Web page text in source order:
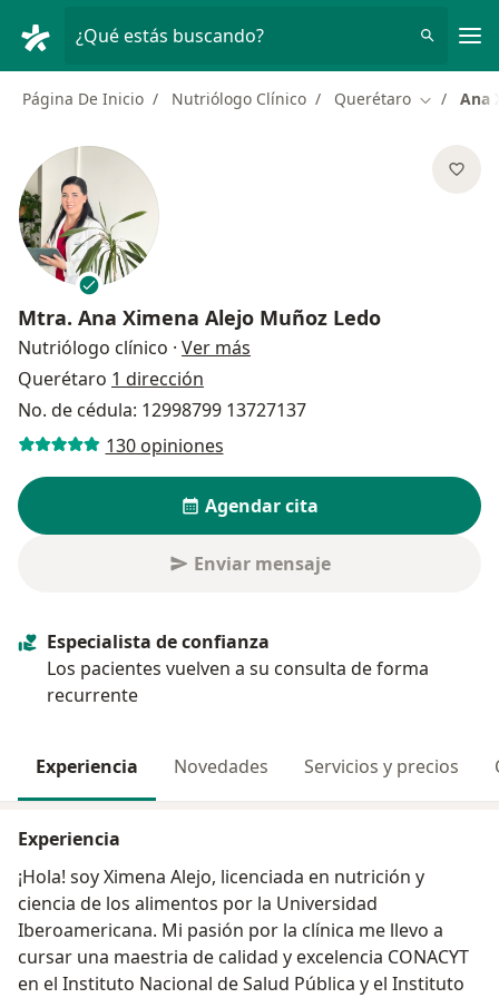
¿Qué estás buscando?
Página De Inicio Nutriólogo Clínico Querétaro Cambiar
Ana
Mtra. Ana Ximena Alejo Muñoz Ledo
Nutriólogo clínico · Ver más
Querétaro 1 dirección
No. de cédula: 12998799 13727137
130 opiniones
Agendar cita
Enviar mensaje
Especialista de confianza
Los pacientes vuelven a su consulta de forma
recurrente
Experiencia Novedades Servicios y precios
Experiencia
¡Hola! soy Ximena Alejo, licenciada en nutrición y
ciencia de los alimentos por la Universidad
Iberoamericana. Mi pasión por la clínica me llevo a
cursar una maestria de calidad y excelencia CONACYT
en el Instituto Nacional de Salud Pública y el Instituto